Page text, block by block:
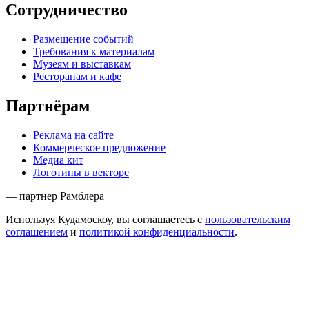
Сотрудничество
Размещение событий
Требования к материалам
Музеям и выставкам
Ресторанам и кафе
Партнёрам
Реклама на сайте
Коммерческое предложение
Медиа кит
Логотипы в векторе
— партнер Рамблера
Используя Кудамоскоу, вы соглашаетесь с пользовательским
соглашением и политикой конфиденциальности.